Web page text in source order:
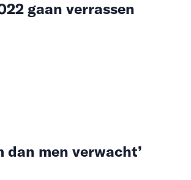
gaan verrassen
men verwacht’